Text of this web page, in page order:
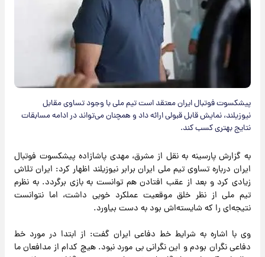
پیشکسوت فوتبال ایران معتقد است تیم ملی با وجود تساوی مقابل
نیوزیلند، نمایش قابل قبولی ارائه داد و همچنان می‌تواند در ادامه مسابقات
نتایج بهتری کسب کند.
به گزارش پارسینه به نقل از مشرق، مهدی پاشازاده پیشکسوت فوتبال
ایران درباره تساوی تیم ملی ایران برابر نیوزیلند اظهار کرد: ایران تلاش
زیادی کرد و بعد از عقب افتادن هم توانست به بازی برگردد. به نظرم
تیم ملی از نظر خلق موقعیت عملکرد خوبی داشت، اما نتوانست
نتیجه‌ای را که شایسته‌اش بود به دست بیاورد.
وی با اشاره به شرایط خط دفاعی ایران گفت: از ابتدا در مورد خط
دفاعی نگران بودم و این نگرانی بی مورد نبود. هیچ کدام از مدافعان ما